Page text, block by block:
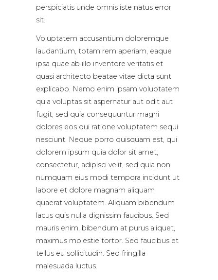
perspiciatis unde omnis iste natus error
sit.
Voluptatem accusantium doloremque
laudantium, totam rem aperiam, eaque
ipsa quae ab illo inventore veritatis et
quasi architecto beatae vitae dicta sunt
explicabo. Nemo enim ipsam voluptatem
quia voluptas sit aspernatur aut odit aut
fugit, sed quia consequuntur magni
dolores eos qui ratione voluptatem sequi
nesciunt. Neque porro quisquam est, qui
dolorem ipsum quia dolor sit amet,
consectetur, adipisci velit, sed quia non
numquam eius modi tempora incidunt ut
labore et dolore magnam aliquam
quaerat voluptatem. Aliquam bibendum
lacus quis nulla dignissim faucibus. Sed
mauris enim, bibendum at purus aliquet,
maximus molestie tortor. Sed faucibus et
tellus eu sollicitudin. Sed fringilla
malesuada luctus.